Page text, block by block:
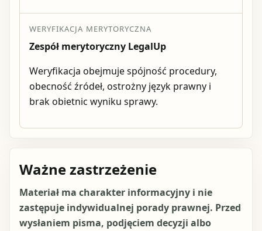
WERYFIKACJA MERYTORYCZNA
Zespół merytoryczny LegalUp
Weryfikacja obejmuje spójność procedury,
obecność źródeł, ostrożny język prawny i
brak obietnic wyniku sprawy.
Ważne zastrzeżenie
Materiał ma charakter informacyjny i nie
zastępuje indywidualnej porady prawnej. Przed
wysłaniem pisma, podjęciem decyzji albo